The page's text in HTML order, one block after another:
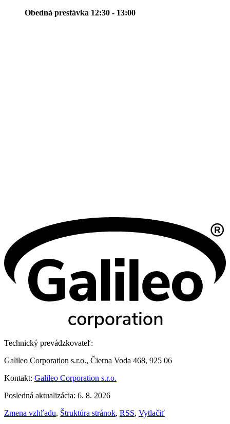
Obedná prestávka 12:30 - 13:00
Technický prevádzkovateľ:
Galileo Corporation s.r.o., Čierna Voda 468, 925 06
Kontakt: Galileo Corporation s.r.o.
Posledná aktualizácia: 6. 8. 2026
Zmena vzhľadu, Štruktúra stránok, RSS, Vytlačiť